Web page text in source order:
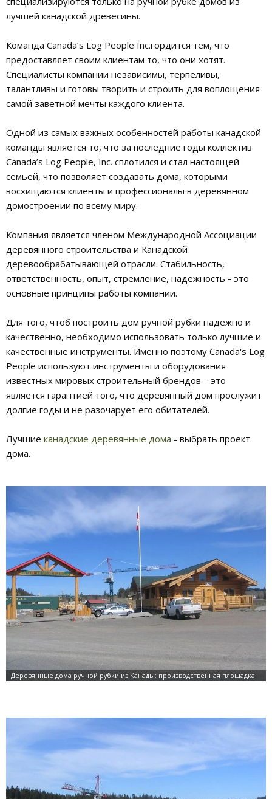
лучшей канадской древесины.
Команда Canada’s Log People Inc.гордится тем, что
предоставляет своим клиентам то, что они хотят.
Специалисты компании независимы, терпеливы,
талантливы и готовы творить и строить для воплощения
самой заветной мечты каждого клиента.
Одной из самых важных особенностей работы канадской
команды является то, что за последние годы коллектив
Canada’s Log People, Inc. сплотился и стал настоящей
семьей, что позволяет создавать дома, которыми
восхищаются клиенты и профессионалы в деревянном
домостроении по всему миру.
Компания является членом Международной Ассоциации
деревянного строительства и Канадской
деревообрабатывающей отрасли. Стабильность,
ответственность, опыт, стремление, надежность - это
основные принципы работы компании.
Для того, чтоб построить дом ручной рубки надежно и
качественно, необходимо использовать только лучшие и
качественные инструменты. Именно поэтому Canada's Log
People используют инструменты и оборудования
известных мировых строительный брендов – это
является гарантией того, что деревянный дом прослужит
долгие годы и не разочарует его обитателей.
Лучшие канадские деревянные дома - выбрать проект
дома.